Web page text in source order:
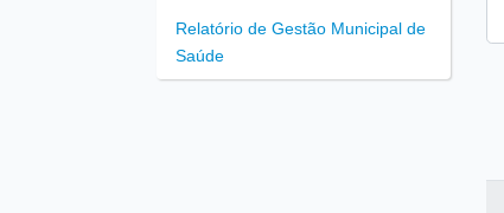
Relatório de Gestão Municipal de
Saúde